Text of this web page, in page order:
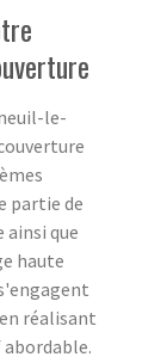
le-
partie de
ainsi que
haute
réalisant